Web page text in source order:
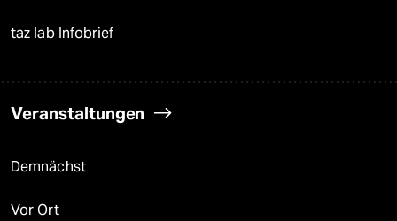
taz lab Infobrief
Veranstaltungen
Demnächst
Vor Ort